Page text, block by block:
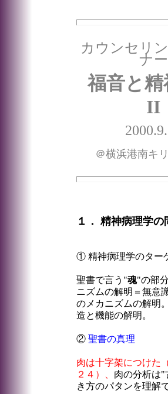
カウンセリ
ナー
福音と精
II
＠横浜港南キ
１． 精神病理学
① 精神病理学のター
聖書で言う"魂"の部
ニズムの解明＝無意
のメカニズムの解明。
造と機能の解明。
② 聖書の真理
肉は十字架につけた
２４）、 肉の分析は"
き方のパタンを理解